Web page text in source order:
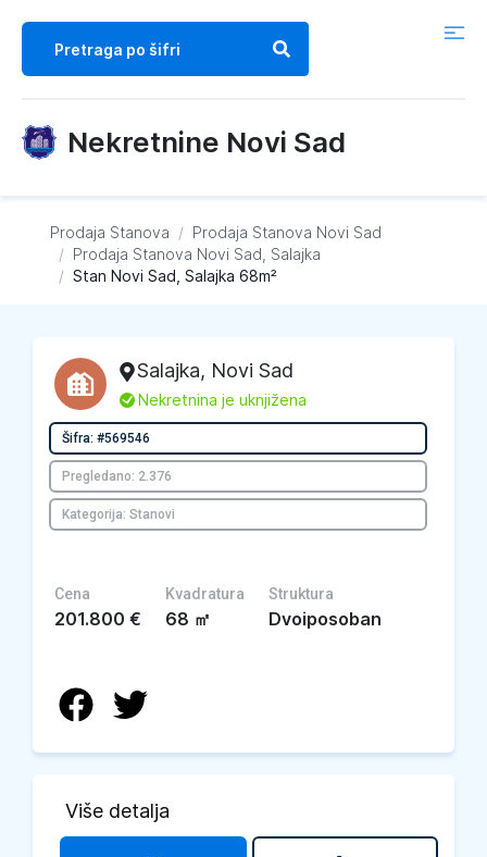
Nekretnine Novi Sad
Prodaja Stanova / Prodaja Stanova Novi Sad
/ Prodaja Stanova Novi Sad, Salajka
/ Stan Novi Sad, Salajka 68m²
Salajka, Novi Sad
L Nekretnina je uknjižena
Šifra: #569546
Pregledano: 2.376
Kategorija: Stanovi
Cena
201.800 €
Kvadratura
68 ㎡
Struktura
Dvoiposoban
Više detalja